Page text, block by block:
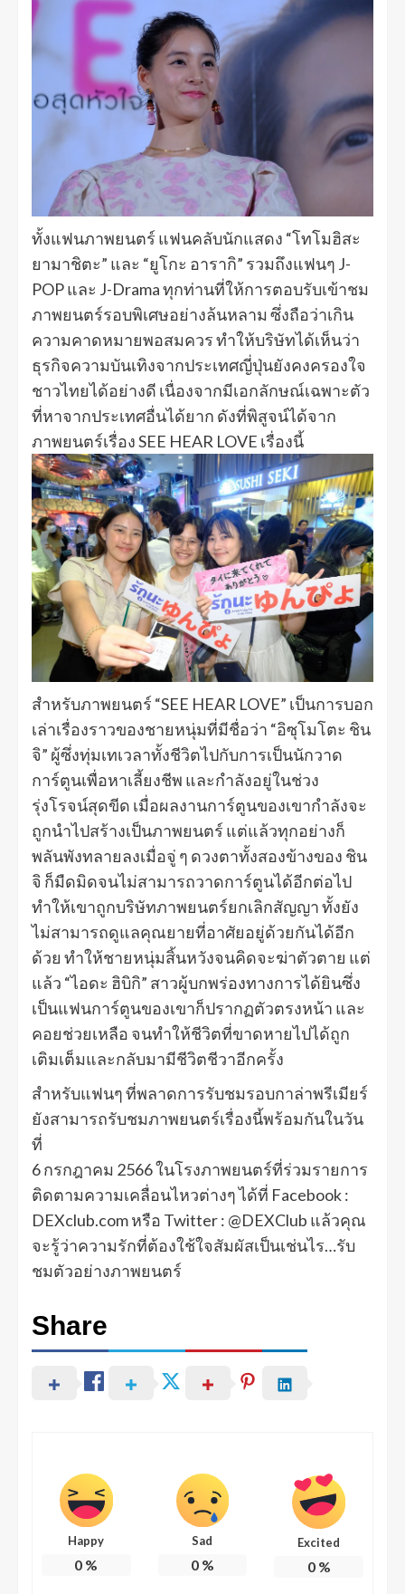
ทั้งแฟนภาพยนตร์ แฟนคลับนักแสดง “โทโมฮิสะ
ยามาชิตะ” และ “ยูโกะ อารากิ” รวมถึงแฟนๆ J-
POP และ J-Drama ทุกท่านที่ให้การตอบรับเข้าชม
ภาพยนตร์รอบพิเศษอย่างล้นหลาม ซึ่งถือว่าเกิน
ความคาดหมายพอสมควร ทำให้บริษัทได้เห็นว่า
ธุรกิจความบันเทิงจากประเทศญี่ปุ่นยังคงครองใจ
ชาวไทยได้อย่างดี เนื่องจากมีเอกลักษณ์เฉพาะตัว
ที่หาจากประเทศอื่นได้ยาก ดังที่พิสูจน์ได้จาก
ภาพยนตร์เรื่อง SEE HEAR LOVE เรื่องนี้
สำหรับภาพยนตร์ “SEE HEAR LOVE” เป็นการบอก
เล่าเรื่องราวของชายหนุ่มที่มีชื่อว่า “อิซุโมโตะ ชิน
จิ” ผู้ซึ่งทุ่มเทเวลาทั้งชีวิตไปกับการเป็นนักวาด
การ์ตูนเพื่อหาเลี้ยงชีพ และกำลังอยู่ในช่วง
รุ่งโรจน์สุดขีด เมื่อผลงานการ์ตูนของเขากำลังจะ
ถูกนำไปสร้างเป็นภาพยนตร์ แต่แล้วทุกอย่างก็
พลันพังทลายลงเมื่อจู่ ๆ ดวงตาทั้งสองข้างของ ชิน
จิ ก็มืดมิดจนไม่สามารถวาดการ์ตูนได้อีกต่อไป
ทำให้เขาถูกบริษัทภาพยนตร์ยกเลิกสัญญา ทั้งยัง
ไม่สามารถดูแลคุณยายที่อาศัยอยู่ด้วยกันได้อีก
ด้วย ทำให้ชายหนุ่มสิ้นหวังจนคิดจะฆ่าตัวตาย แต่
แล้ว “ไอดะ ฮิบิกิ” สาวผู้บกพร่องทางการได้ยินซึ่ง
เป็นแฟนการ์ตูนของเขาก็ปรากฏตัวตรงหน้า และ
คอยช่วยเหลือ จนทำให้ชีวิตที่ขาดหายไปได้ถูก
เติมเต็มและกลับมามีชีวิตชีวาอีกครั้ง
สำหรับแฟนๆ ที่พลาดการรับชมรอบกาล่าพรีเมียร์
ยังสามารถรับชมภาพยนตร์เรื่องนี้พร้อมกันในวัน
ที่
6 กรกฎาคม 2566 ในโรงภาพยนตร์ที่ร่วมรายการ
ติดตามความเคลื่อนไหวต่างๆ ได้ที่ Facebook :
DEXclub.com หรือ Twitter : @DEXClub แล้วคุณ
จะรู้ว่าความรักที่ต้องใช้ใจสัมผัสเป็นเช่นไร…รับ
ชมตัวอย่างภาพยนตร์
Share
Happy
0 %
Sad
0%
Excited
0%